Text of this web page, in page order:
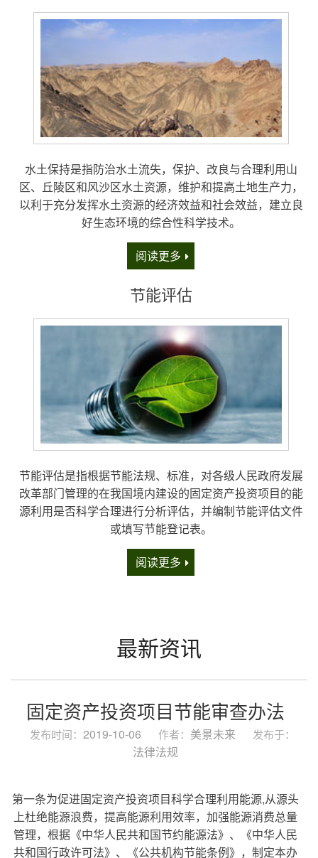
水土保持是指防治水土流失，保护、改良与合理利用山
区、丘陵区和风沙区水土资源，维护和提高土地生产力，
以利于充分发挥水土资源的经济效益和社会效益，建立良
好生态环境的综合性科学技术。
阅读更多
节能评估
节能评估是指根据节能法规、标准，对各级人民政府发展
改革部门管理的在我国境内建设的固定资产投资项目的能
源利用是否科学合理进行分析评估，并编制节能评估文件
或填写节能登记表。
阅读更多
最新资讯
固定资产投资项目节能审查办法
发布时间： 2019-10-06 作者： 美景未来 发布于：
法律法规
第一条为促进固定资产投资项目科学合理利用能源,从源头
上杜绝能源浪费，提高能源利用效率，加强能源消费总量
管理，根据《中华人民共和国节约能源法》、《中华人民
共和国行政许可法》、《公共机构节能条例》，制定本办